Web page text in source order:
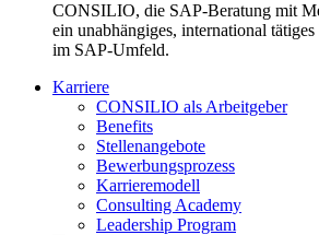
CONSILIO, die SAP-Beratung mit
ein unabhängiges, international
im SAP-Umfeld.
Karriere
CONSILIO als Arbeitgeber
Benefits
Stellenangebote
Bewerbungsprozess
Karrieremodell
Consulting Academy
Leadership Program